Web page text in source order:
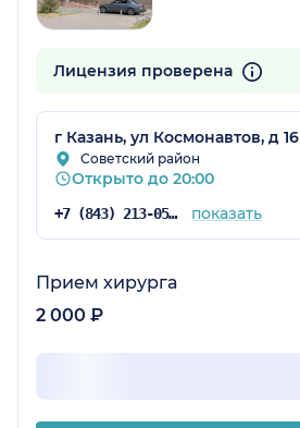
Лицензия проверена
г Казань, ул Космонавтов, д 16
Советский район
Открыто до 20:00
+7 (843) 213-05-65 показать
Прием хирурга
2 000 ₽